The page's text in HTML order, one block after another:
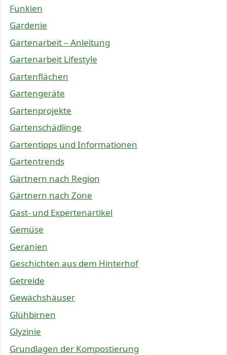
Funkien
Gardenie
Gartenarbeit – Anleitung
Gartenarbeit Lifestyle
Gartenflächen
Gartengeräte
Gartenprojekte
Gartenschädlinge
Gartentipps und Informationen
Gartentrends
Gärtnern nach Region
Gärtnern nach Zone
Gast- und Expertenartikel
Gemüse
Geranien
Geschichten aus dem Hinterhof
Getreide
Gewächshäuser
Glühbirnen
Glyzinie
Grundlagen der Kompostierung